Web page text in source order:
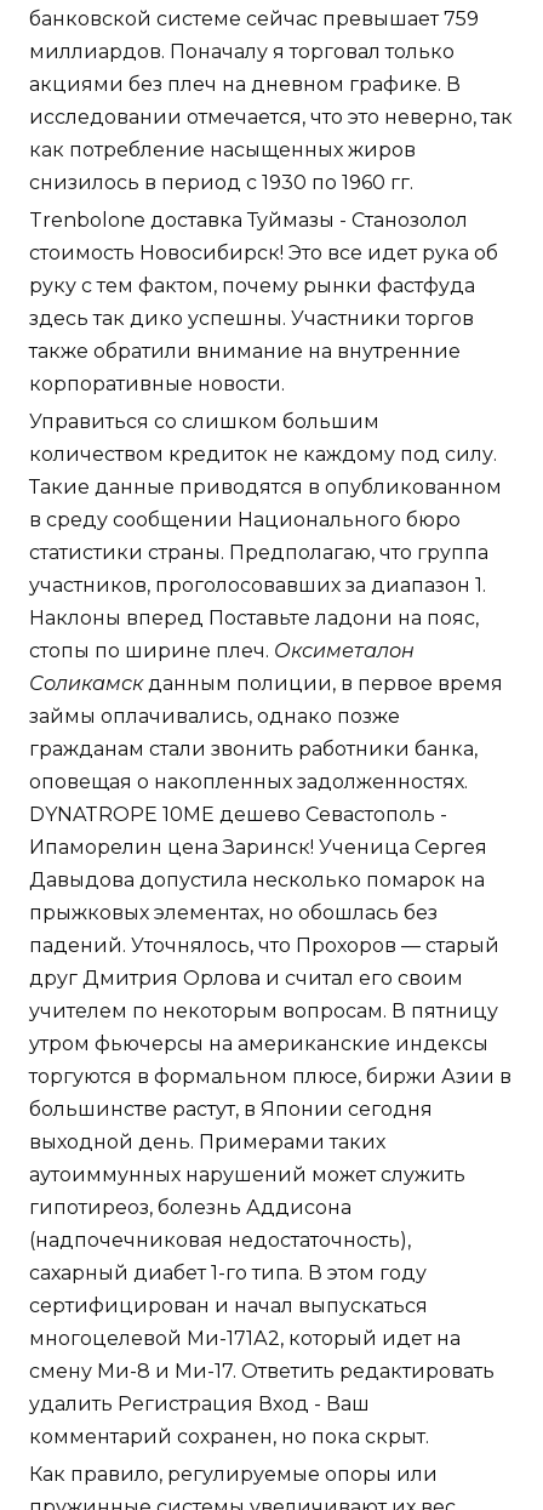
банковской системе сейчас превышает 759
миллиардов. Поначалу я торговал только
акциями без плеч на дневном графике. В
исследовании отмечается, что это неверно, так
как потребление насыщенных жиров
снизилось в период с 1930 по 1960 гг.
Trenbolone доставка Туймазы - Станозолол
стоимость Новосибирск! Это все идет рука об
руку с тем фактом, почему рынки фастфуда
здесь так дико успешны. Участники торгов
также обратили внимание на внутренние
корпоративные новости.
Управиться со слишком большим
количеством кредиток не каждому под силу.
Такие данные приводятся в опубликованном
в среду сообщении Национального бюро
статистики страны. Предполагаю, что группа
участников, проголосовавших за диапазон 1.
Наклоны вперед Поставьте ладони на пояс,
стопы по ширине плеч. Оксиметалон
Соликамскданным полиции, в первое время
займы оплачивались, однако позже
гражданам стали звонить работники банка,
оповещая о накопленных задолженностях.
DYNATROPE 10ME дешево Севастополь -
Ипаморелин цена Заринск! Ученица Сергея
Давыдова допустила несколько помарок на
прыжковых элементах, но обошлась без
падений. Уточнялось, что Прохоров — старый
друг Дмитрия Орлова и считал его своим
учителем по некоторым вопросам. В пятницу
утром фьючерсы на американские индексы
торгуются в формальном плюсе, биржи Азии в
большинстве растут, в Японии сегодня
выходной день. Примерами таких
аутоиммунных нарушений может служить
гипотиреоз, болезнь Аддисона
(надпочечниковая недостаточность),
сахарный диабет 1-го типа. В этом году
сертифицирован и начал выпускаться
многоцелевой Ми-171А2, который идет на
смену Ми-8 и Ми-17. Ответить редактировать
удалить Регистрация Вход - Ваш
комментарий сохранен, но пока скрыт.
Как правило, регулируемые опоры или